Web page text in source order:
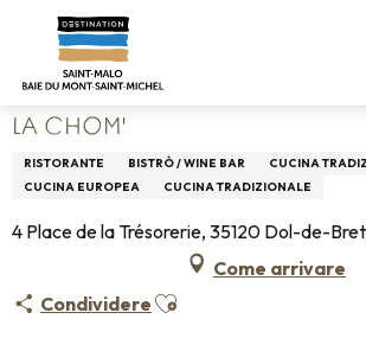
contenu
Home Vivere come a casa
Ristoranti
LA CHOM'
RISTORANTE BISTRÒ / WINE BAR CUCINA
CUCINA EUROPEA
CUCINA TRADIZIONALE
4 Place de la Trésorerie, 35120 Dol-de-
Come arrivare
Condividere Ajouter aux favoris